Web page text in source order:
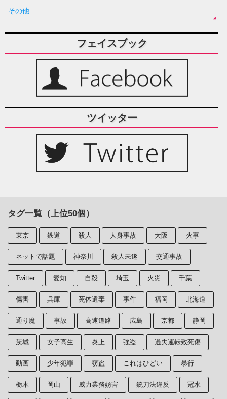
その他
フェイスブック
ツイッター
タグ一覧（上位50個）
東京 鉄道 殺人 人身事故 大阪 火事
ネットで話題 神奈川 殺人未遂 交通事故
Twitter 愛知 自殺 埼玉 火災 千葉
傷害 兵庫 死体遺棄 事件 福岡 北海道
通り魔 事故 高速道路 広島 京都 静岡
茨城 女子高生 炎上 強盗 過失運転致死傷
動画 少年犯罪 窃盗 これはひどい 暴行
栃木 岡山 威力業務妨害 銃刀法違反 冠水